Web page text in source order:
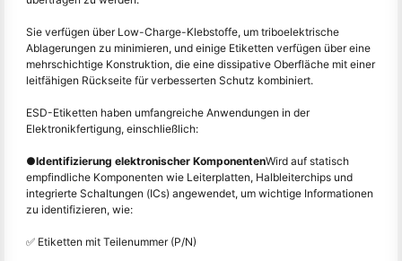
Sie verfügen über Low-Charge-Klebstoffe, um triboelektrische
Ablagerungen zu minimieren, und einige Etiketten verfügen über eine
mehrschichtige Konstruktion, die eine dissipative Oberfläche mit einer
leitfähigen Rückseite für verbesserten Schutz kombiniert.
ESD-Etiketten haben umfangreiche Anwendungen in der
Elektronikfertigung, einschließlich:
●Identifizierung elektronischer KomponentenWird auf statisch
empfindliche Komponenten wie Leiterplatten, Halbleiterchips und
integrierte Schaltungen (ICs) angewendet, um wichtige Informationen
zu identifizieren, wie:
✅ Etiketten mit Teilenummer (P/N)